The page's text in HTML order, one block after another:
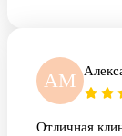
АМ
Отличная